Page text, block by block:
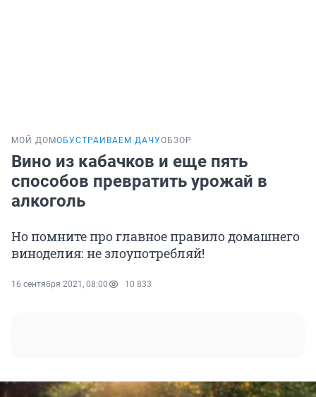
МОЙ ДОМОБУСТРАИВАЕМ ДАЧУОБЗОР
Вино из кабачков и еще пять
способов превратить урожай в
алкоголь
Но помните про главное правило домашнего
виноделия: не злоупотребляй!
16 сентября 2021, 08:00 10 833